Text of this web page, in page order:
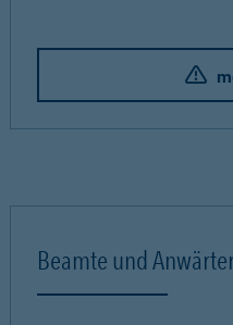
Beamte und